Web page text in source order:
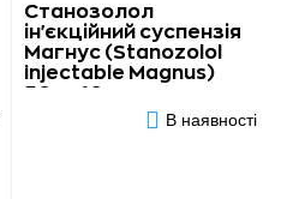
Станозолол
ін'єкційний суспензія
Магнус (Stanozolol
injectable Magnus)
50мг 10мл
В наявності